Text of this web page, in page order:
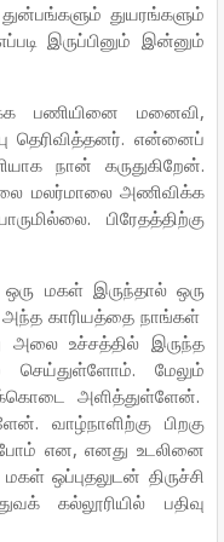
துயரங்களும்
இருப்பினும் இன்னும்
பணியினை மனைவி,
தெரிவித்தனர். என்னைப்
நான் கருதுகிறேன்.
மலர்மாலை அணிவிக்க
பிரேதத்திற்கு
மகள் இருந்தால் ஒரு
காரியத்தை நாங்கள்
உச்சத்தில் இருந்த
மேலும்
அளித்துள்ளேன்.
வாழ்நாளிற்கு பிறகு
என, எனது உடலினை
ஒப்புதலுடன் திருச்சி
கல்லூரியில் பதிவு